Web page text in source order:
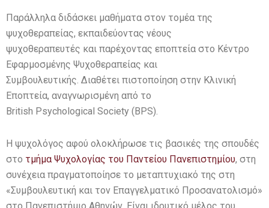
Παράλληλα διδάσκει μαθήματα στον τομέα της
ψυχοθεραπείας, εκπαιδεύοντας νέους
ψυχοθεραπευτές και παρέχοντας εποπτεία στο Κέντρο
Εφαρμοσμένης Ψυχοθεραπείας και
Συμβουλευτικής. Διαθέτει πιστοποίηση στην Κλινική
Εποπτεία, αναγνωρισμένη από το
British Psychological Society (BPS).
Η ψυχολόγος αφού ολοκλήρωσε τις βασικές της σπουδές
στο τμήμα Ψυχολογίας του Παντείου Πανεπιστημίου, στη
συνέχεια πραγματοποίησε το μεταπτυχιακό της στη
«Συμβουλευτική και τον Επαγγελματικό Προσανατολισμό»